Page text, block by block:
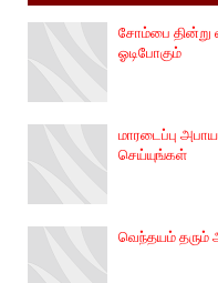
சோம்பை தின்று
ஓடிபோகும்
மாரடைப்பு
செய்யுங்கள்
வெந்தயம்